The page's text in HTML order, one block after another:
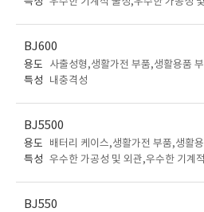
BJ600
용도
사출성형,생활가전 부품,생활용품
특성
내충격성
BJ5500
용도
배터리 케이스,생활가전 부품,생활
특성 우수한 가공성 및 외관,우수한 기계
BJ550